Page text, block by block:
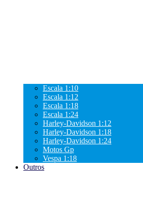
Escala 1:10
Escala 1:12
Escala 1:18
Escala 1:24
Harley-Davidson 1:12
Harley-Davidson 1:18
Harley-Davidson 1:24
Motos Gp
Vespa 1:18
Outros